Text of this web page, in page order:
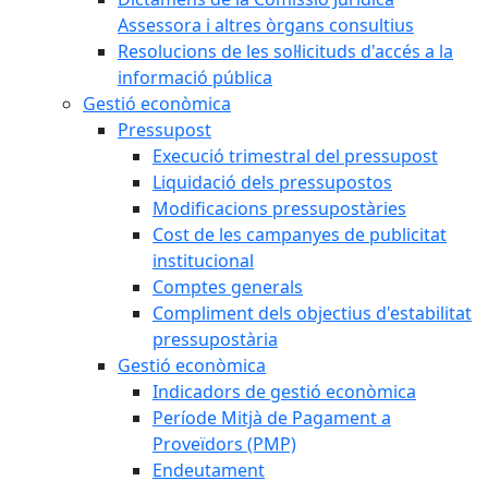
Assessora i altres òrgans consultius
Resolucions de les sol·licituds d'accés a la
informació pública
Gestió econòmica
Pressupost
Execució trimestral del pressupost
Liquidació dels pressupostos
Modificacions pressupostàries
Cost de les campanyes de publicitat
institucional
Comptes generals
Compliment dels objectius d'estabilitat
pressupostària
Gestió econòmica
Indicadors de gestió econòmica
Període Mitjà de Pagament a
Proveïdors (PMP)
Endeutament